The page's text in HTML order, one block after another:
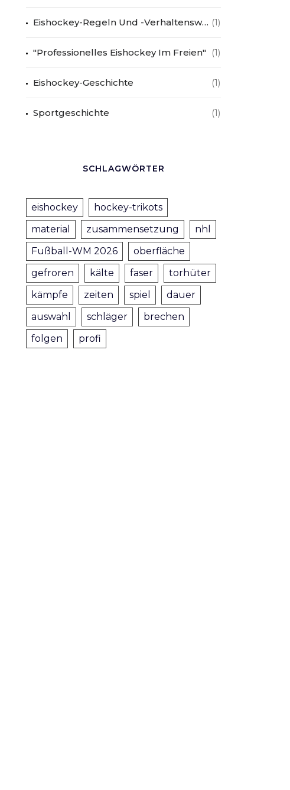
Eishockey-Regeln Und -Verhaltensweisen (1)
"Professionelles Eishockey Im Freien" (1)
Eishockey-Geschichte (1)
Sportgeschichte (1)
SCHLAGWÖRTER
eishockey
hockey-trikots
material
zusammensetzung
nhl
Fußball-WM 2026
oberfläche
gefroren
kälte faser
torhüter
kämpfe
zeiten spiel
dauer
auswahl
schläger
brechen
folgen
profi